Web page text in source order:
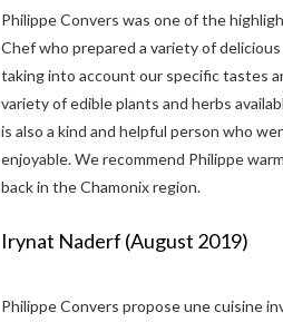
Philippe Convers was one of the
Chef who prepared a variety of
taking into account our specific tastes
variety of edible plants and herbs
is also a kind and helpful person who
enjoyable. We recommend Philippe
back in the Chamonix region.
Irynat Naderf (August 2019)
Philippe Convers propose une cuisine